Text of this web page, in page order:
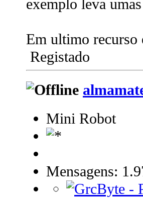
exemplo leva
Em ultimo recurso
Registado
Mini Robot
Mensagens: